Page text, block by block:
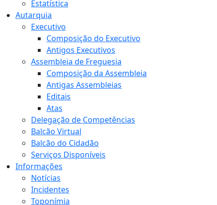
Estatística
Autarquia
Executivo
Composição do Executivo
Antigos Executivos
Assembleia de Freguesia
Composição da Assembleia
Antigas Assembleias
Editais
Atas
Delegação de Competências
Balcão Virtual
Balcão do Cidadão
Serviços Disponíveis
Informações
Notícias
Incidentes
Toponímia